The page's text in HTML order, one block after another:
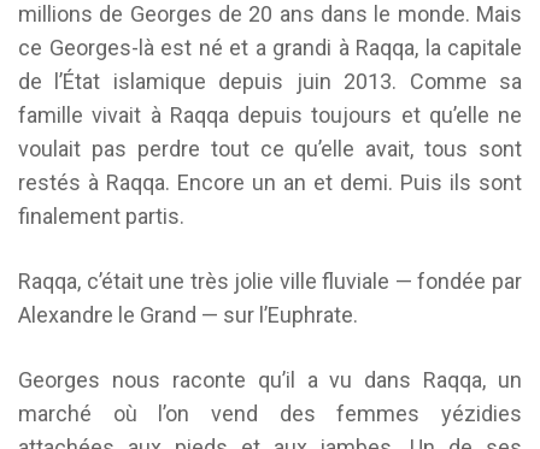
millions de Georges de 20 ans dans le monde. Mais
ce Georges-là est né et a grandi à Raqqa, la capitale
de l’État islamique depuis juin 2013. Comme sa
famille vivait à Raqqa depuis toujours et qu’elle ne
voulait pas perdre tout ce qu’elle avait, tous sont
restés à Raqqa. Encore un an et demi. Puis ils sont
finalement partis.
Raqqa, c’était une très jolie ville fluviale — fondée par
Alexandre le Grand — sur l’Euphrate.
Georges nous raconte qu’il a vu dans Raqqa, un
marché où l’on vend des femmes yézidies